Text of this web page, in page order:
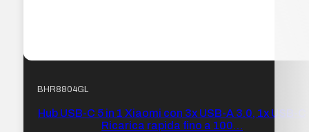
BHR8804GL
Hub USB-C 5 in 1 Xiaomi con 3x USB-A 3.0, 1x USB-C
Ricarica rapida fino a 100…